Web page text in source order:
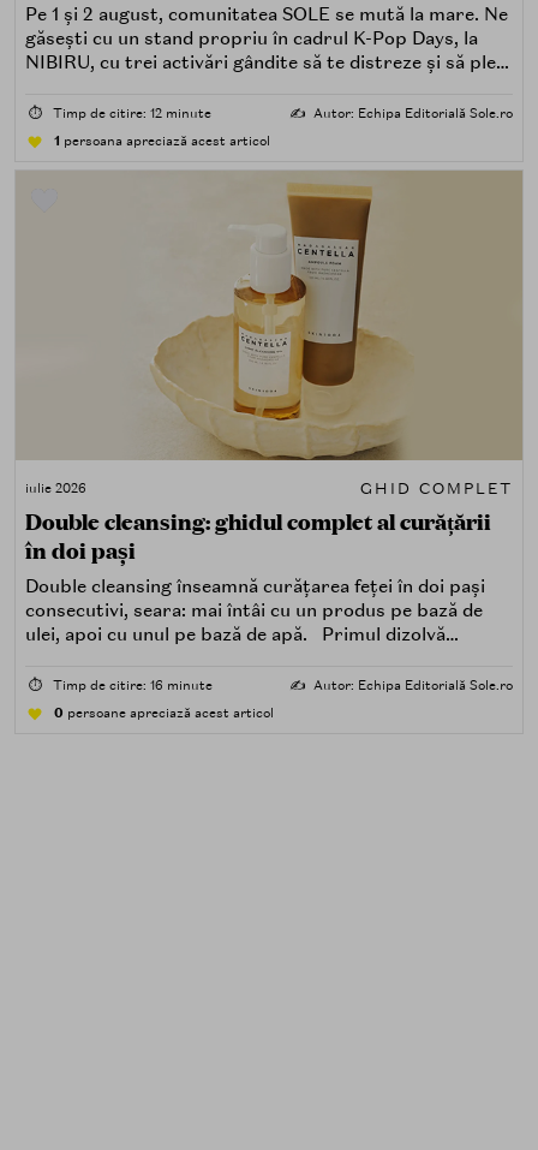
Pe 1 și 2 august, comunitatea SOLE se mută la mare. Ne
găsești cu un stand propriu în cadrul K-Pop Days, la
NIBIRU, cu trei activări gândite să te distreze și să pleci
⏱️ Timp de citire: 12 minute ✍️ Autor: Echipa Editorială Sole.ro
1 persoana apreciază acest articol
iulie 2026 GHID COMPLET
Double cleansing: ghidul complet al curățării
în doi pași
Double cleansing înseamnă curățarea feței în doi pași
consecutivi, seara: mai întâi cu un produs pe bază de
ulei, apoi cu unul pe bază de apă. Primul dizolvă
poluare. Al doilea îndepărtează impuritățile solubile în
⏱️ Timp de citire: 16 minute ✍️ Autor: Echipa Editorială Sole.ro
0 persoane apreciază acest articol